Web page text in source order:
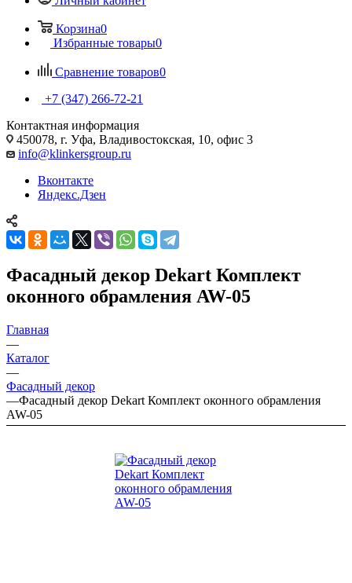
Корзина0
Избранные товары0
Сравнение товаров0
+7 (347) 266-72-21
Контактная информация
450078, г. Уфа, Владивостокская, 10, офис 3
info@klinkersgroup.ru
Вконтакте
Яндекс.Дзен
Фасадный декор Dekart Комплект
оконного обрамления AW-05
Главная
—
Каталог
—
Фасадный декор
—Фасадный декор Dekart Комплект оконного обрамления
AW-05